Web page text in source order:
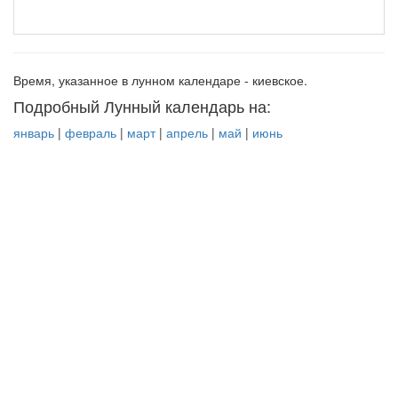
Время, указанное в лунном календаре - киевское.
Подробный Лунный календарь на:
январь | февраль | март| апрель | май | июнь